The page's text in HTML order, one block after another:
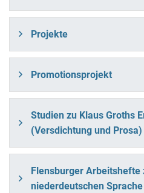
Projekte
Promotionsprojekt
Studien zu Klaus Groths
(Versdichtung und Prosa)
Flensburger Arbeitshefte
niederdeutschen